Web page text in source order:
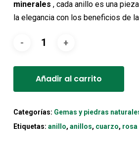
minerales , cada anillo es una
la elegancia con los beneficios de
Añadir al carrito
Categorías: Gemas y piedras
Etiquetas: anillo, anillos, cuarzo, rosa